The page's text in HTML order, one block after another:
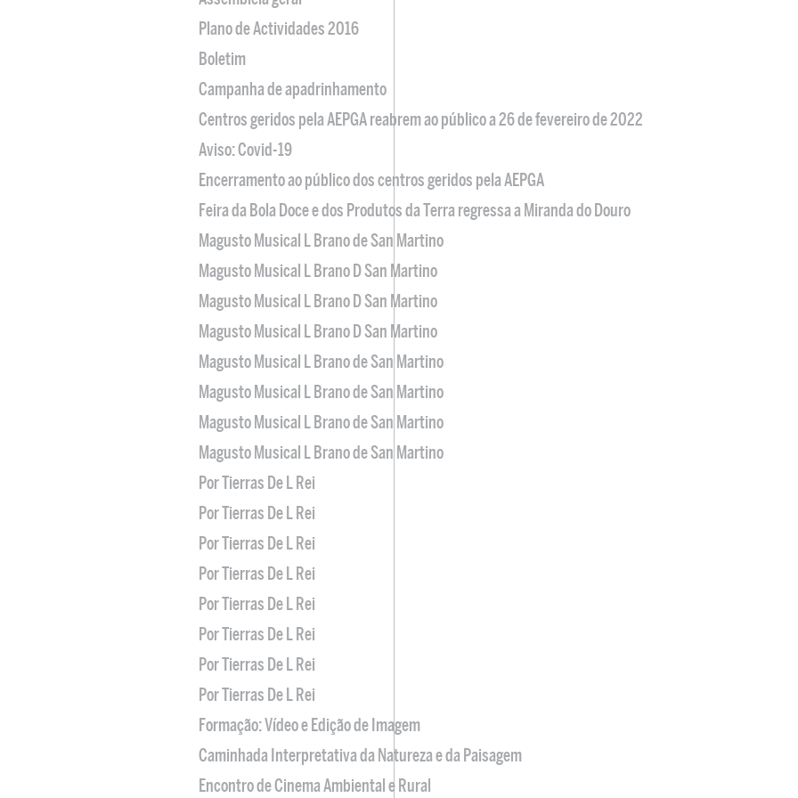
Plano de Actividades 2016
Boletim
Campanha de apadrinhamento
Centros geridos pela AEPGA reabrem ao público a 26 de fevereiro de 2022
Aviso: Covid-19
Encerramento ao público dos centros geridos pela AEPGA
Feira da Bola Doce e dos Produtos da Terra regressa a Miranda do Douro
Magusto Musical L Brano de San Martino
Magusto Musical L Brano D San Martino
Magusto Musical L Brano D San Martino
Magusto Musical L Brano D San Martino
Magusto Musical L Brano de San Martino
Magusto Musical L Brano de San Martino
Magusto Musical L Brano de San Martino
Magusto Musical L Brano de San Martino
Por Tierras De L Rei
Por Tierras De L Rei
Por Tierras De L Rei
Por Tierras De L Rei
Por Tierras De L Rei
Por Tierras De L Rei
Por Tierras De L Rei
Por Tierras De L Rei
Formação: Vídeo e Edição de Imagem
Caminhada Interpretativa da Natureza e da Paisagem
Encontro de Cinema Ambiental e Rural